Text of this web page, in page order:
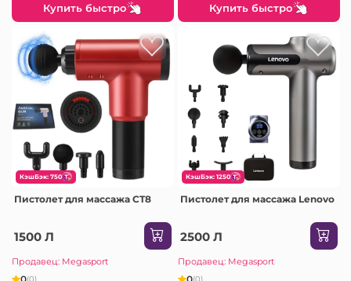
Купить быстро Купить быстро
КэшБэк: 750
Пистолет для массажа CT8
1500 Л
Продавец: Megasport
КэшБэк: 1250
Пистолет для массажа Lenovo
2500 Л
Продавец: Megasport